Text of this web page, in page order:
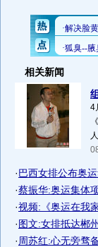
相关新闻
4
·巴西女排公布奥
·蔡振华:奥运集体
·视频:《奥运在我
·图文:女排抵达郴
· 周苏红:心无旁骛